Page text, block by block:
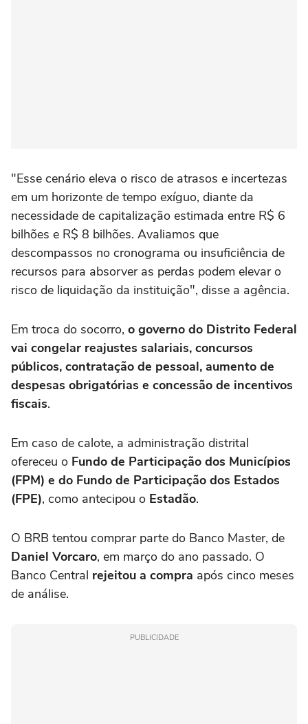
"Esse cenário eleva o risco de atrasos e incertezas
em um horizonte de tempo exíguo, diante da
necessidade de capitalização estimada entre R$ 6
bilhões e R$ 8 bilhões. Avaliamos que
descompassos no cronograma ou insuficiência de
recursos para absorver as perdas podem elevar o
risco de liquidação da instituição", disse a agência.
Em troca do socorro, o governo do Distrito Federal
vai congelar reajustes salariais, concursos
públicos, contratação de pessoal, aumento de
despesas obrigatórias e concessão de incentivos
fiscais.
Em caso de calote, a administração distrital
ofereceu o Fundo de Participação dos Municípios
(FPM) e do Fundo de Participação dos Estados
(FPE), como antecipou o Estadão.
O BRB tentou comprar parte do Banco Master, de
Daniel Vorcaro, em março do ano passado. O
Banco Central rejeitou a compra após cinco meses
de análise.
PUBLICIDADE